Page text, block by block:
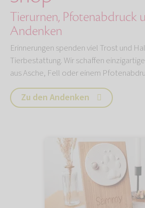
Tierurnen, Pfotenabdruck
Andenken
Erinnerungen spenden viel Trost und
Tierbestattung. Wir schaffen
aus Asche, Fell oder einem
Zu den Andenken